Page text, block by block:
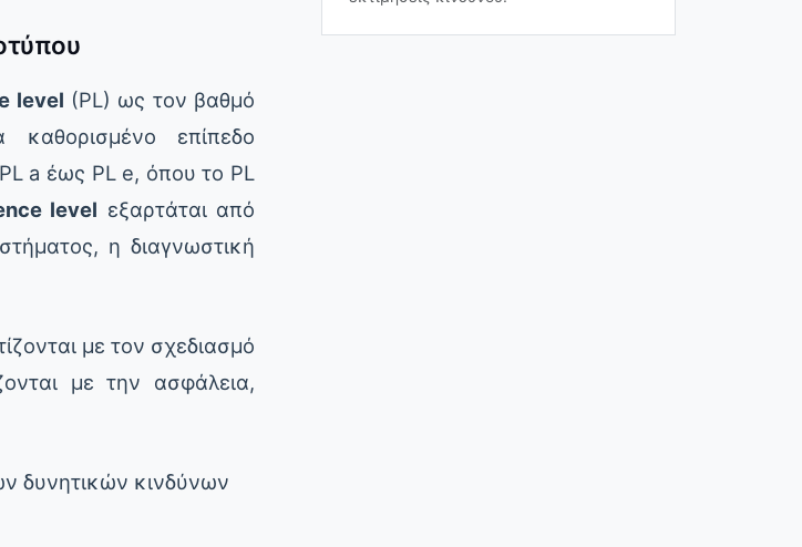
level (PL) ως τον βαθμό
επίπεδο
a έως PL e, όπου το PL
level εξαρτάται από
η διαγνωστική
με τον σχεδιασμό
με την ασφάλεια,
δυνητικών κινδύνων